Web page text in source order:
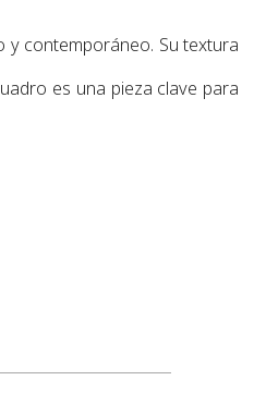
contemporáneo. Su textura
es una pieza clave para